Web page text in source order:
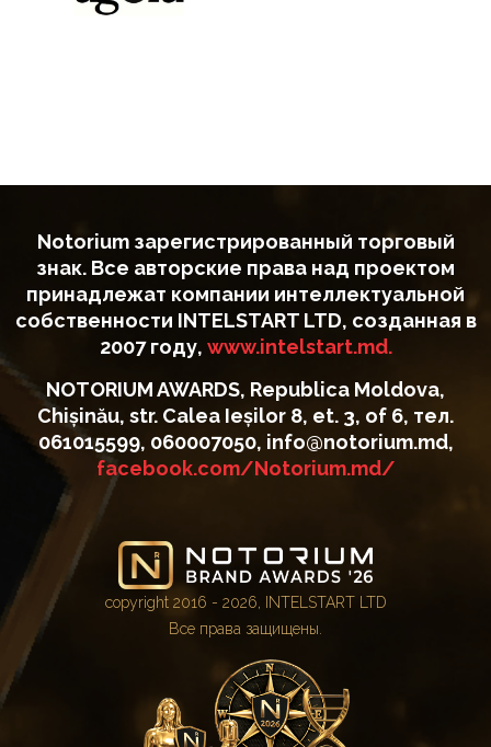
Notorium зарегистрированный торговый
знак. Все авторские права над проектом
принадлежат компании интеллектуальной
собственности INTELSTART LTD, созданная в
2007 году, www.intelstart.md.
NOTORIUM AWARDS, Republica Moldova,
Chișinău, str. Calea Ieșilor 8, et. 3, of 6, тел.
061015599, 060007050, info@notorium.md,
facebook.com/Notorium.md/
copyright 2016 - 2026, INTELSTART LTD
Все права защищены.